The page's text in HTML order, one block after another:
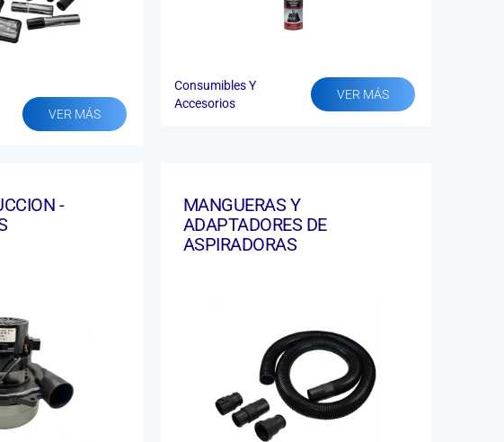
VER MÁS
Consumibles Y
Accesorios
VER MÁS
-
MANGUERAS Y
ADAPTADORES DE
ASPIRADORAS